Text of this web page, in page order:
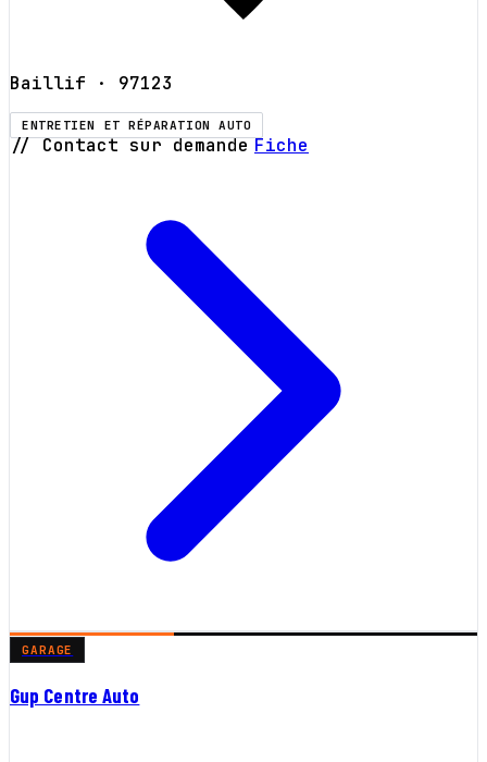
Baillif · 97123
ENTRETIEN ET RÉPARATION AUTO
// Contact sur demande Fiche
GARAGE
Gup Centre Auto